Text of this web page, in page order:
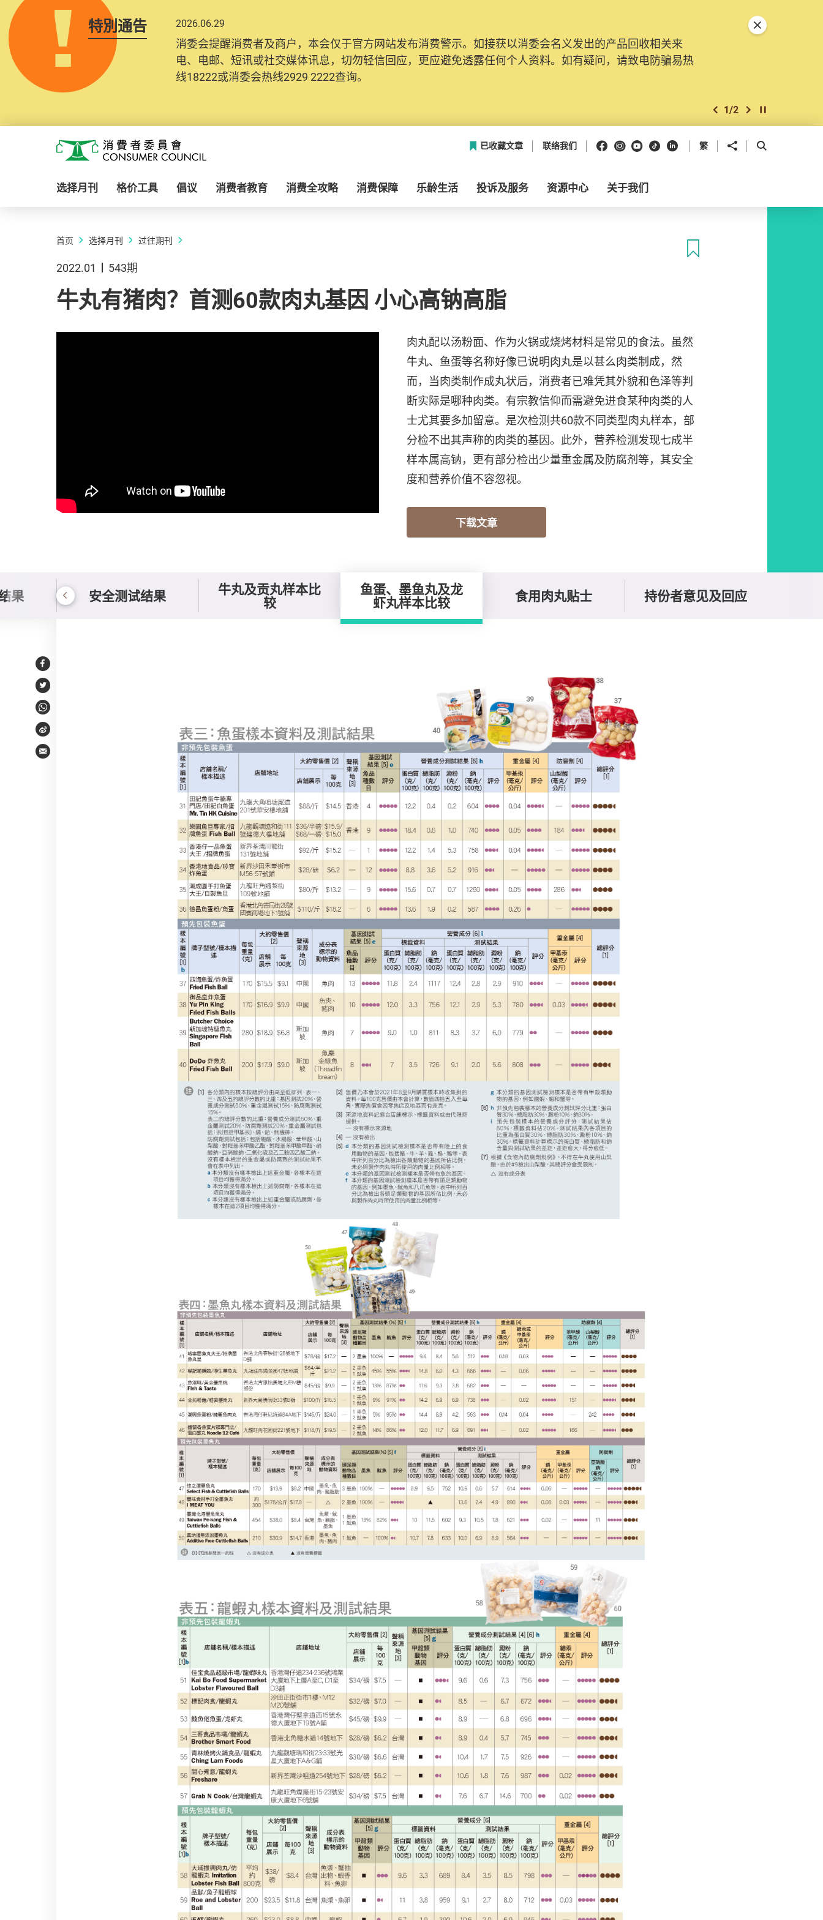
特別通告 2026.06.29
消委会提醒消费者及商户，本会仅于官方网站发布消费警示。如接获以消委会名义发出的产品回收相关来
电、电邮、短讯或社交媒体讯息，切勿轻信回应，更应避免透露任何个人资料。如有疑问，请致电防骗易热
线18222或消委会热线2929 2222查询。
上一个
1/2 下一个开始/暂停幻灯
关闭特別通告
消费者委员会
已收藏文章 联络我们 Facebook
Instagram
Youtube
抖音领英 繁 分享到 开启搜寻框
选择月刊 格价工具 倡议 消费者教育 消费全攻略 消费保障 乐龄生活 投诉及服务 资源中心 关于我们
首页 选择月刊 过往期刊
2022.01 543期
牛丸有猪肉？首测60款肉丸基因 小心高钠高脂
肉丸配以汤粉面、作为火锅或烧烤材料是常见的食法。虽然
牛丸、鱼蛋等名称好像已说明肉丸是以甚么肉类制成，然
而，当肉类制作成丸状后，消费者已难凭其外貌和色泽等判
断实际是哪种肉类。有宗教信仰而需避免进食某种肉类的人
士尤其要多加留意。是次检测共60款不同类型肉丸样本，部
分检不出其声称的肉类的基因。此外，营养检测发现七成半
样本属高钠，更有部分检出少量重金属及防腐剂等，其安全
度和营养价值不容忽视。
下载文章
果 安全测试结果 牛丸及贡丸样本比
较
鱼蛋、墨鱼丸及龙
虾丸样本比较 食用肉丸贴士 持份者意见及回应
Facebook
Twitter
WhatsApp
Weibo
Email
鱼蛋、墨鱼丸及龙虾丸样本比较